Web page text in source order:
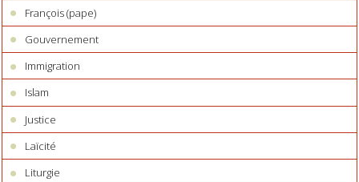
François (pape)
Gouvernement
Immigration
Islam
Justice
Laïcité
Liturgie